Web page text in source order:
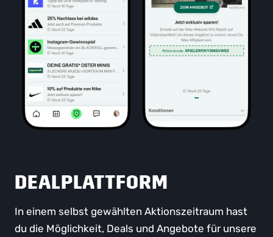
DEALPLATTFORM
In einem selbst gewählten Aktionszeitraum hast
du die Möglichkeit, Deals und Angebote für unsere